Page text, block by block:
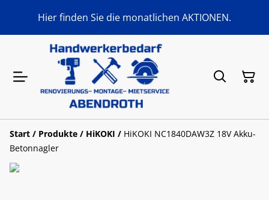
Hier finden Sie die monatlichen AKTIONEN.
Start / Produkte / HiKOKI / HiKOKI NC1840DAW3Z 18V Akku-
Betonnagler